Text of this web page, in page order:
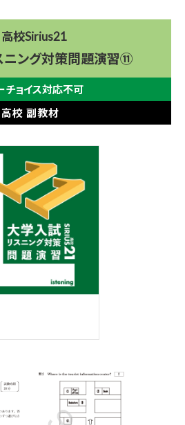
高校Sirius21
ニング対策問題演習⑪
チョイス対応不可
高校 副教材